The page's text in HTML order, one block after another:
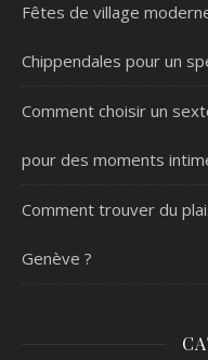
Fêtes de village
Chippendales pour un
Comment choisir un
pour des moments
Comment trouver du
Genève ?